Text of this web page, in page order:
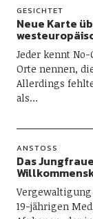
GESICHTET
Neue Karte
Jeder kennt No-
Orte nennen,
Allerdings
als…
ANSTOSS
Das
19-jährigen